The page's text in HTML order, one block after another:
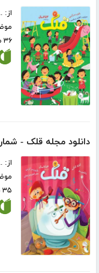
از:
۳۶ صفحه
دانلود مجله قلک - شماره
از:
۳۵ صفحه